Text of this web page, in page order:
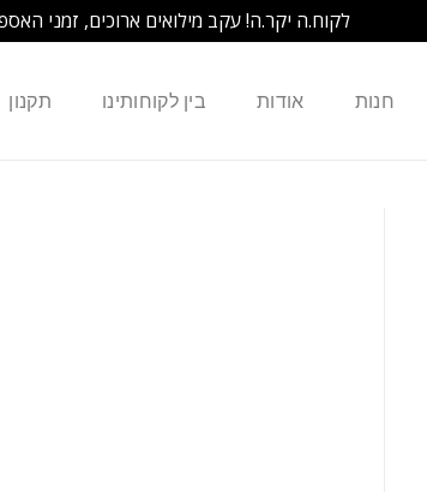
לקוח.ה יקר.ה! עקב מילואים ארוכים, זמני
חנות אודות בין לקוחותינו תקנון